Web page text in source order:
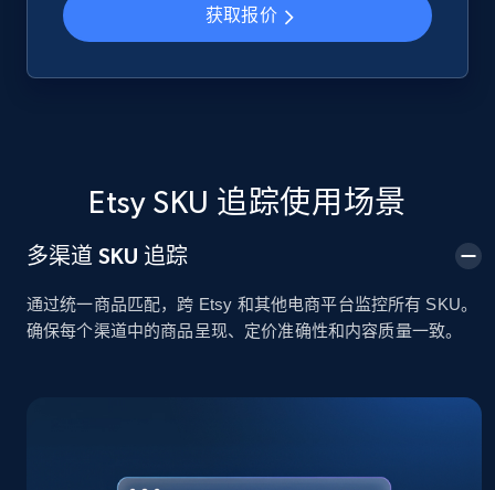
2.4K+ 202+ 立即开始
Google Shopping - collects products from
web using keywords
Rating, Reviews count, Images, Variations, and
2.4K+ 202+ 立即开始
获取报价
Etsy SKU 追踪使用场景
多渠道 SKU 追踪
通过统一商品匹配，跨 Etsy 和其他电商平台监控所有 SKU。
确保每个渠道中的商品呈现、定价准确性和内容质量一致。